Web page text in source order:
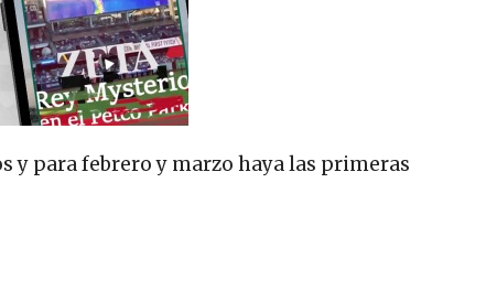
y para febrero y marzo haya las primeras